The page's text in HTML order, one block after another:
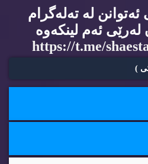
ئه‌توانن له‌ ته‌له‌گرام
له‌رێی ئه‌م لینكه‌وه‌
https://t.me/
)